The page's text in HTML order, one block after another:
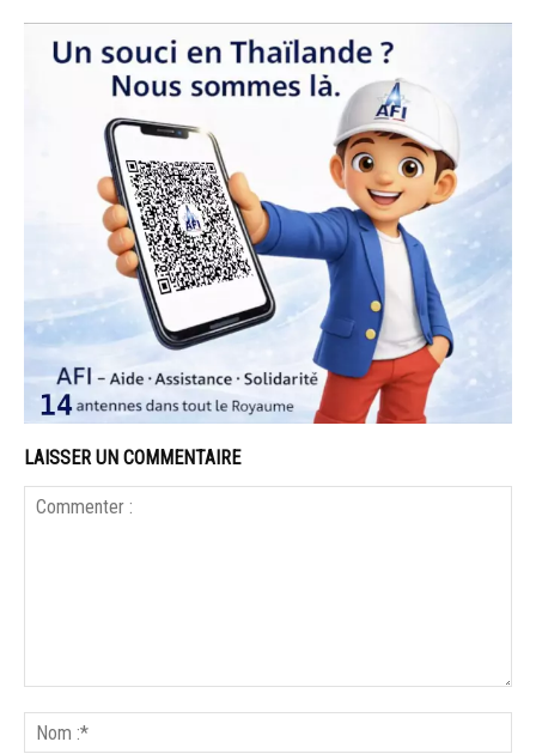
LAISSER UN COMMENTAIRE